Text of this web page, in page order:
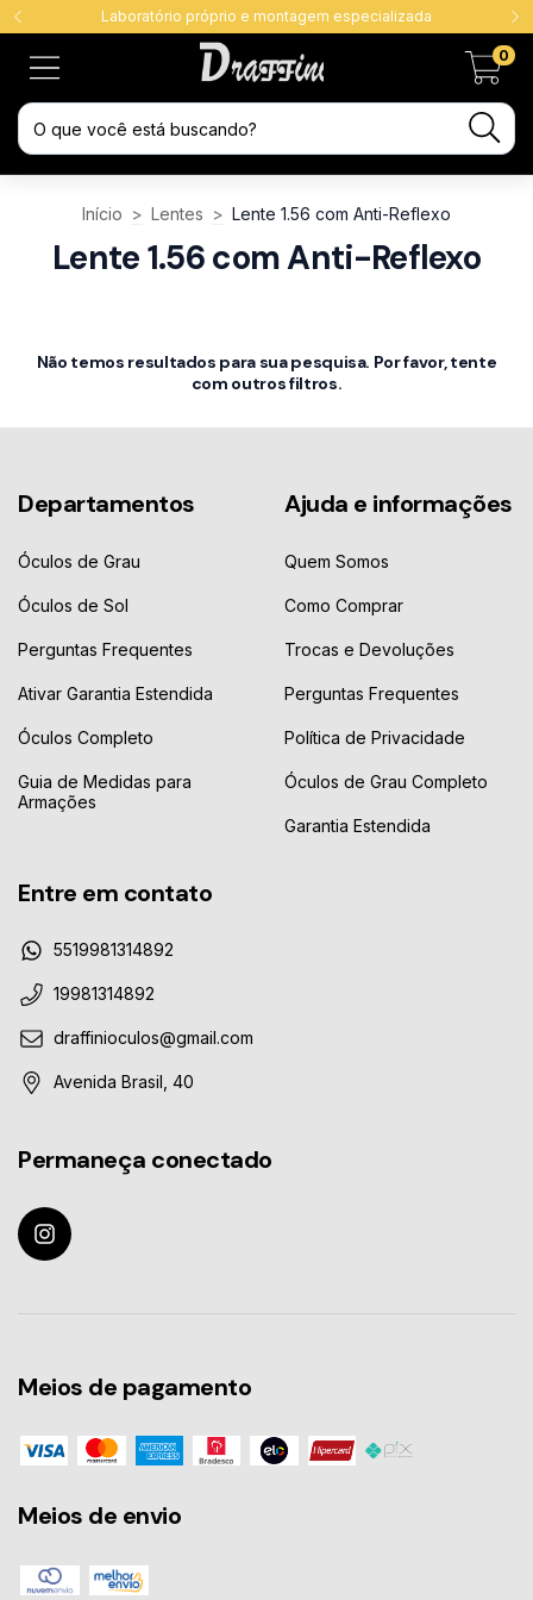
Laboratório próprio e montagem especializada
0
Início > Lentes > Lente 1.56 com Anti-Reflexo
Lente 1.56 com Anti-Reflexo
Não temos resultados para sua pesquisa. Por favor, tente
com outros filtros.
Departamentos
Óculos de Grau
Óculos de Sol
Perguntas Frequentes
Ativar Garantia Estendida
Óculos Completo
Guia de Medidas para
Armações
Ajuda e informações
Quem Somos
Como Comprar
Trocas e Devoluções
Perguntas Frequentes
Política de Privacidade
Óculos de Grau Completo
Garantia Estendida
Entre em contato
5519981314892
19981314892
draffinioculos@gmail.com
Avenida Brasil, 40
Permaneça conectado
Meios de pagamento
Meios de envio